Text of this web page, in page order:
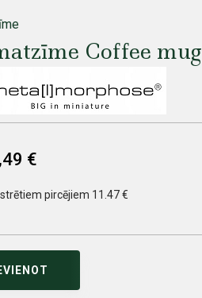
Coffee mug
€
pircējiem 11.47 €